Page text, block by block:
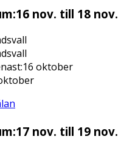
16 nov. till 18 nov.
:16 oktober
17 nov. till 19 nov.